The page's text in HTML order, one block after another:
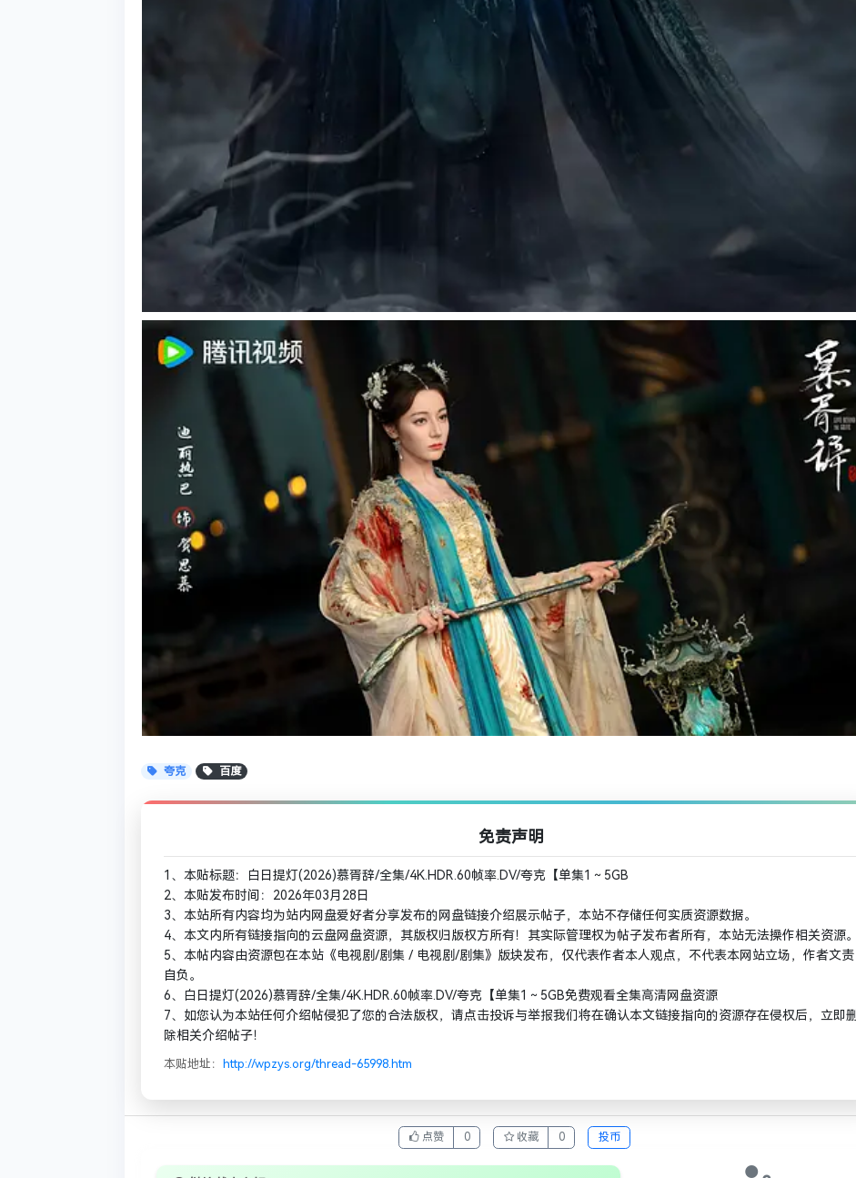
夸克 百度
免责声明
1、本贴标题：白日提灯(2026)慕胥辞/全集/4K.HDR.60帧率.DV/夸克【单集1～5GB
2、本贴发布时间：2026年03月28日
3、本站所有内容均为站内网盘爱好者分享发布的网盘链接介绍展示帖子，本站不存储任何实质资源数据。
4、本文内所有链接指向的云盘网盘资源，其版权归版权方所有！其实际管理权为帖子发布者所有，本站无法操作相关资源。
5、本帖内容由资源包在本站《电视剧/剧集 / 电视剧/剧集》版块发布，仅代表作者本人观点，不代表本网站立场，作者文责
自负。
6、白日提灯(2026)慕胥辞/全集/4K.HDR.60帧率.DV/夸克【单集1～5GB免费观看全集高清网盘资源
7、如您认为本站任何介绍帖侵犯了您的合法版权，请点击投诉与举报我们将在确认本文链接指向的资源存在侵权后，立即删
除相关介绍帖子！
本贴地址： http://wpzys.org/thread-65998.htm
点赞 0 收藏 0 投币